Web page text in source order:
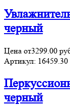
черный
Цена от3299.00
Артикул: 16459.30
черный